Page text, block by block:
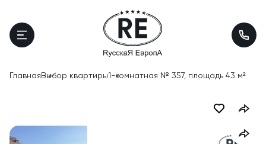
Главная Выбор квартиры1-комнатная № 357, площадь 43 м²